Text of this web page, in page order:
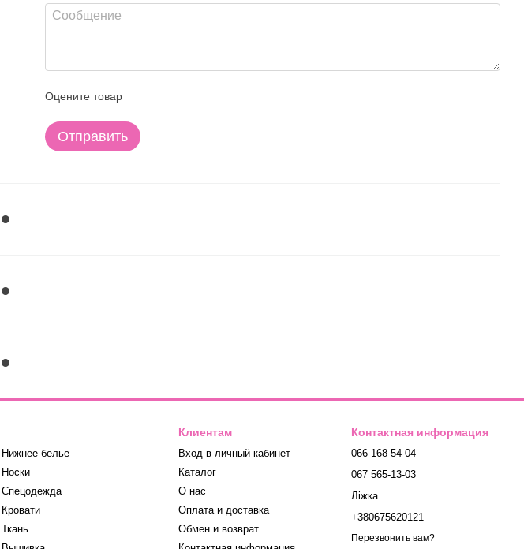
Оцените товар
Отправить
Нижнее белье
Носки
Спецодежда
Кровати
Ткань
Клиентам
Вход в личный кабинет
Каталог
О нас
Оплата и доставка
Обмен и возврат
Контактная информация
066 168-54-04
067 565-13-03
Ліжка
+380675620121
Перезвонить вам?